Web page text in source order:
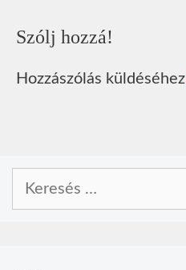
Szólj hozzá!
Hozzászólás küldéséhez